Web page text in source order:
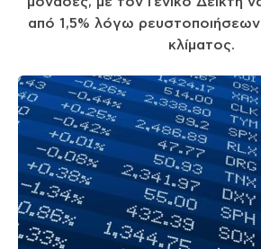
από 1,5% λόγω ρευστοποιήσεων
κλίματος.